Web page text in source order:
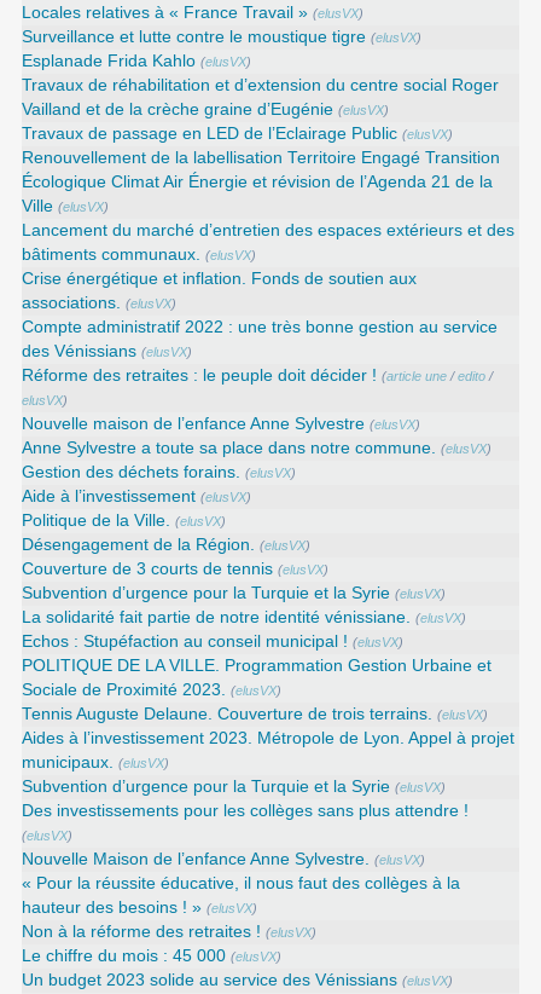
Locales relatives à « France Travail » (elusVX)
Surveillance et lutte contre le moustique tigre (elusVX)
Esplanade Frida Kahlo (elusVX)
Travaux de réhabilitation et d’extension du centre social Roger
Vailland et de la crèche graine d’Eugénie (elusVX)
Travaux de passage en LED de l’Eclairage Public (elusVX)
Renouvellement de la labellisation Territoire Engagé Transition
Écologique Climat Air Énergie et révision de l’Agenda 21 de la
Ville (elusVX)
Lancement du marché d’entretien des espaces extérieurs et des
bâtiments communaux. (elusVX)
Crise énergétique et inflation. Fonds de soutien aux
associations. (elusVX)
Compte administratif 2022 : une très bonne gestion au service
des Vénissians (elusVX)
Réforme des retraites : le peuple doit décider ! (article une /edito /
elusVX)
Nouvelle maison de l’enfance Anne Sylvestre (elusVX)
Anne Sylvestre a toute sa place dans notre commune. (elusVX)
Gestion des déchets forains. (elusVX)
Aide à l’investissement (elusVX)
Politique de la Ville. (elusVX)
Désengagement de la Région. (elusVX)
Couverture de 3 courts de tennis (elusVX)
Subvention d’urgence pour la Turquie et la Syrie (elusVX)
La solidarité fait partie de notre identité vénissiane. (elusVX)
Echos : Stupéfaction au conseil municipal ! (elusVX)
POLITIQUE DE LA VILLE. Programmation Gestion Urbaine et
Sociale de Proximité 2023. (elusVX)
Tennis Auguste Delaune. Couverture de trois terrains. (elusVX)
Aides à l’investissement 2023. Métropole de Lyon. Appel à projet
municipaux. (elusVX)
Subvention d’urgence pour la Turquie et la Syrie (elusVX)
Des investissements pour les collèges sans plus attendre !
(elusVX)
Nouvelle Maison de l’enfance Anne Sylvestre. (elusVX)
« Pour la réussite éducative, il nous faut des collèges à la
hauteur des besoins ! » (elusVX)
Non à la réforme des retraites ! (elusVX)
Le chiffre du mois : 45 000 (elusVX)
Un budget 2023 solide au service des Vénissians (elusVX)